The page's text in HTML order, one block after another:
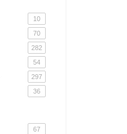
10
70
282
54
297
36
67